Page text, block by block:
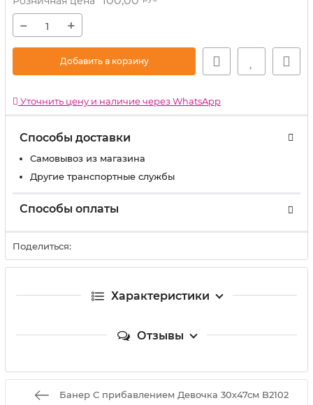
− +
Добавить в корзину
Уточнить цену и наличие через WhatsApp
Способы доставки
Самовывоз из магазина
Другие транспортные службы
Способы оплаты
Поделиться:
Характеристики
Отзывы
Банер С прибавлением Девочка 30х47см B2102